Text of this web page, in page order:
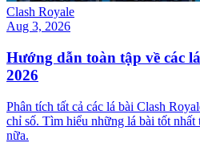
Clash Royale
Aug 3, 2026
Hướng dẫn toàn tập về các
2026
Phân tích tất cả các lá bài Clash
chỉ số. Tìm hiểu những lá bài tốt
nữa.